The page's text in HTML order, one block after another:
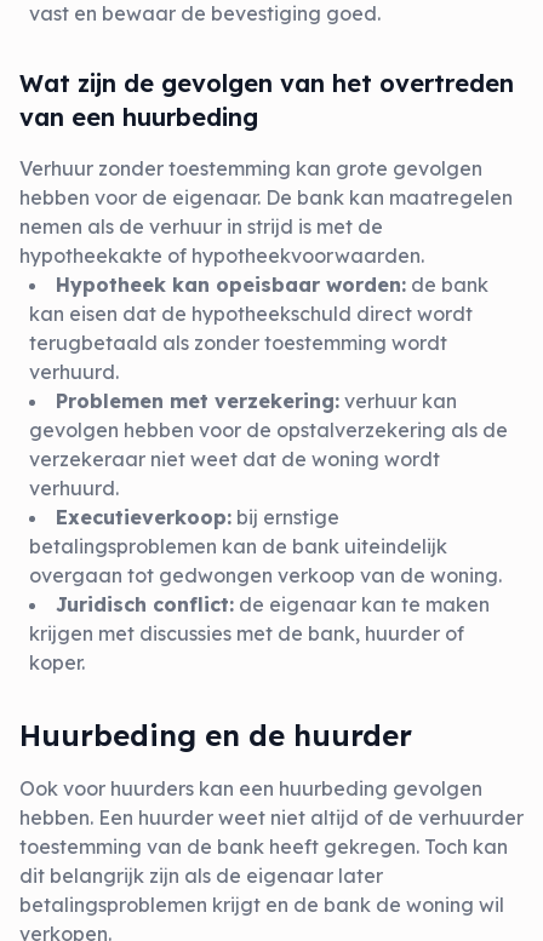
vast en bewaar de bevestiging goed.
Wat zijn de gevolgen van het overtreden
van een huurbeding
Verhuur zonder toestemming kan grote gevolgen
hebben voor de eigenaar. De bank kan maatregelen
nemen als de verhuur in strijd is met de
hypotheekakte of hypotheekvoorwaarden.
Hypotheek kan opeisbaar worden: de bank
kan eisen dat de hypotheekschuld direct wordt
terugbetaald als zonder toestemming wordt
verhuurd.
Problemen met verzekering: verhuur kan
gevolgen hebben voor de opstalverzekering als de
verzekeraar niet weet dat de woning wordt
verhuurd.
Executieverkoop: bij ernstige
betalingsproblemen kan de bank uiteindelijk
overgaan tot gedwongen verkoop van de woning.
Juridisch conflict: de eigenaar kan te maken
krijgen met discussies met de bank, huurder of
koper.
Huurbeding en de huurder
Ook voor huurders kan een huurbeding gevolgen
hebben. Een huurder weet niet altijd of de verhuurder
toestemming van de bank heeft gekregen. Toch kan
dit belangrijk zijn als de eigenaar later
betalingsproblemen krijgt en de bank de woning wil
verkopen.